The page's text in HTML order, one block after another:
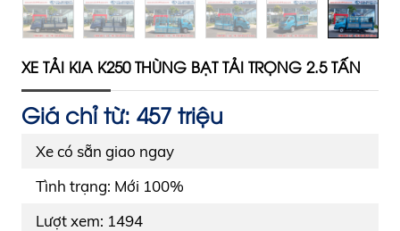
XE TẢI KIA K250 THÙNG BẠT TẢI TRỌNG 2.5 TẤN
Giá chỉ từ: 457 triệu
Xe có sẵn giao ngay
Tình trạng: Mới 100%
Lượt xem: 1494